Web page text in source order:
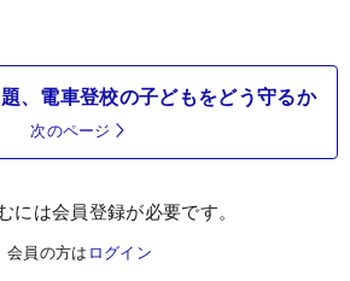
、電車登校の子どもをどう守るか
次のページ
には会員登録が必要です。
会員の方は ログイン